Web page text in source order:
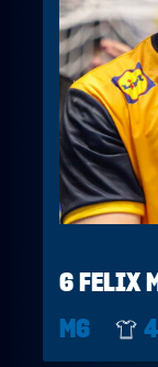
6 FELIX
M6